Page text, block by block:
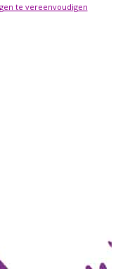
te vereenvoudigen